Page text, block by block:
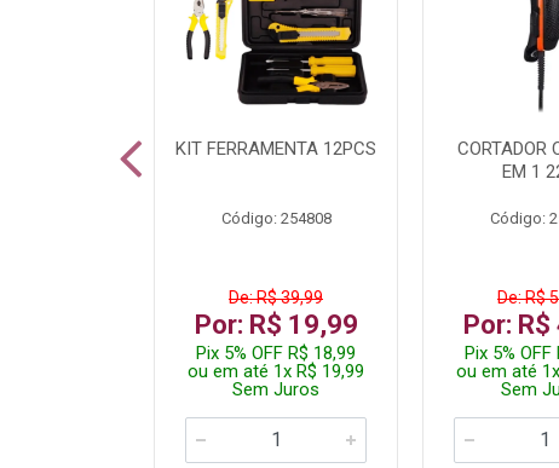
KIT FERRAMENTA 12PCS
Código: 254808
De: R$ 39,99
Por: R$ 19,99
Pix 5% OFF R$ 18,99
ou em até 1x R$ 19,99
Sem Juros
CORTADOR
EM 1
Código:
De: R$
Por:
Pix 5% OFF
ou em até
Sem